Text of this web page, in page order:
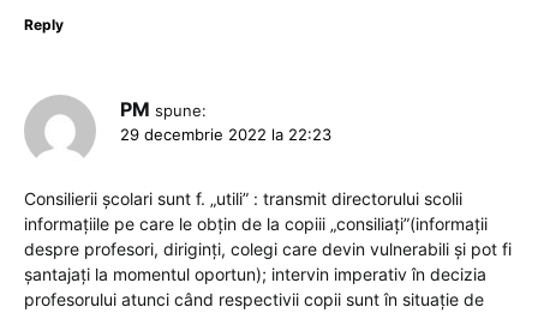
Reply
PM spune:
29 decembrie 2022 la 22:23
Consilierii școlari sunt f. „utili” : transmit directorului scolii
informațiile pe care le obțin de la copiii „consiliați”(informații
despre profesori, diriginți, colegi care devin vulnerabili și pot fi
șantajați la momentul oportun); intervin imperativ în decizia
profesorului atunci când respectivii copii sunt în situație de